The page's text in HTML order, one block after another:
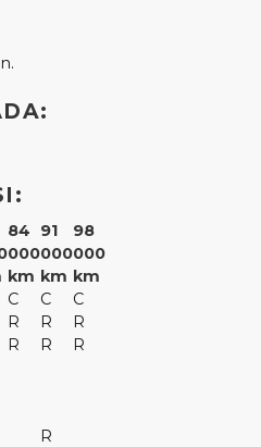
84
000
km
91
000
km
98
000
km
C C
C
R R
R
R R
R
R